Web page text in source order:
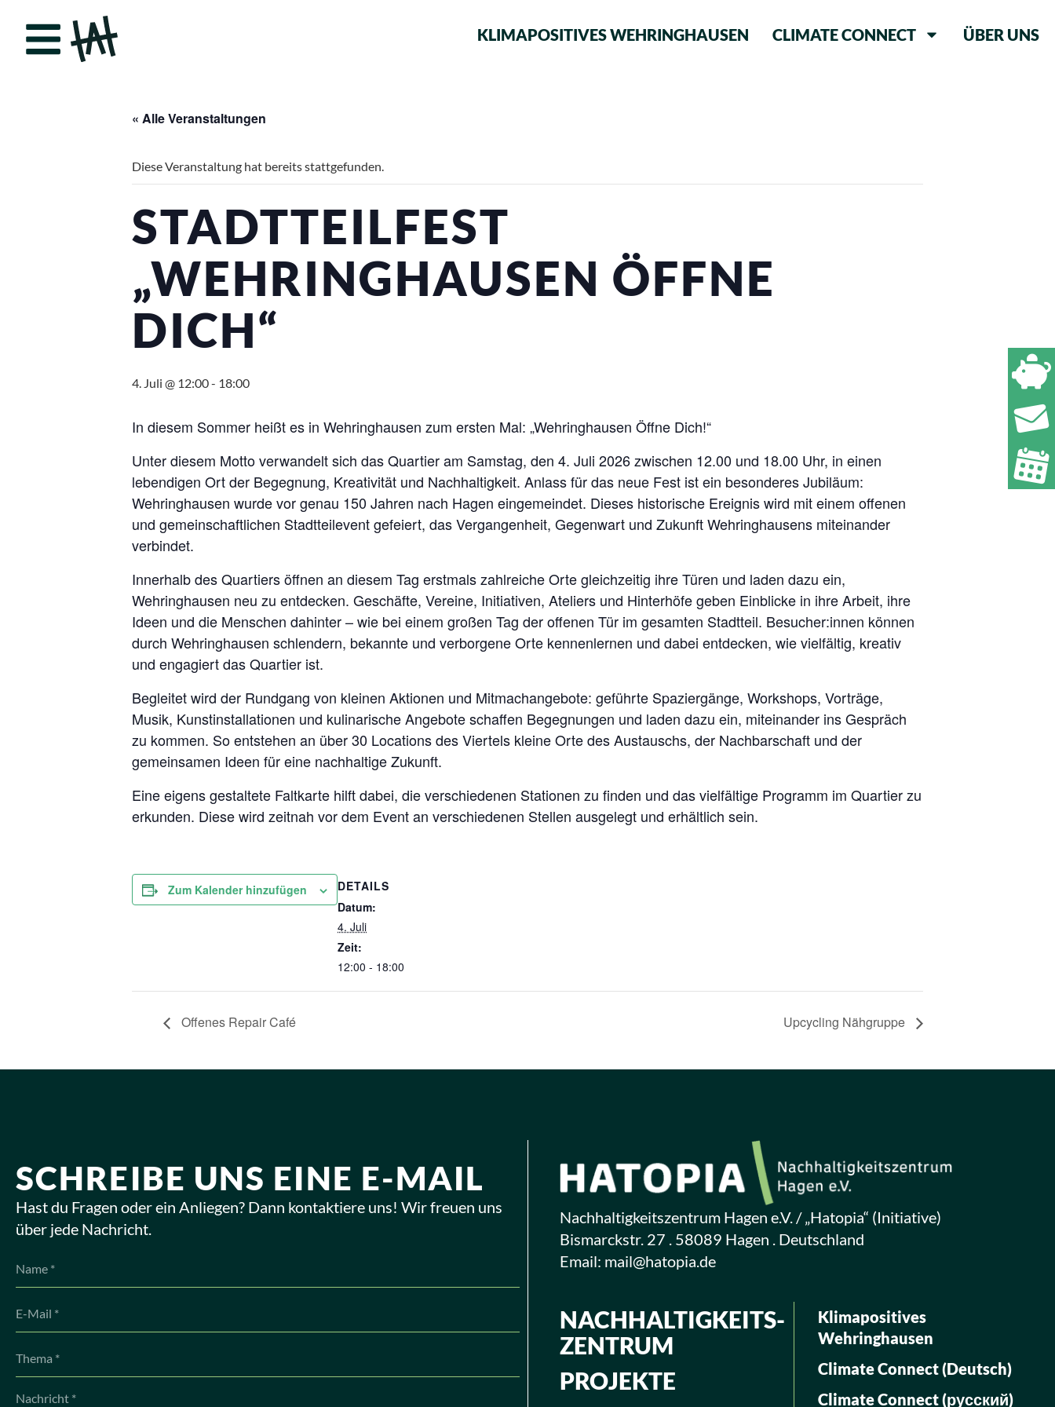
KLIMAPOSITIVES WEHRINGHAUSEN CLIMATE CONNECT ÜBER UNS
« Alle Veranstaltungen
Diese Veranstaltung hat bereits stattgefunden.
STADTTEILFEST
„WEHRINGHAUSEN ÖFFNE
DICH“
4. Juli @ 12:00- 18:00
In diesem Sommer heißt es in Wehringhausen zum ersten Mal: „Wehringhausen Öffne Dich!“
Unter diesem Motto verwandelt sich das Quartier am Samstag, den 4. Juli 2026 zwischen 12.00 und 18.00 Uhr, in einen
lebendigen Ort der Begegnung, Kreativität und Nachhaltigkeit. Anlass für das neue Fest ist ein besonderes Jubiläum:
Wehringhausen wurde vor genau 150 Jahren nach Hagen eingemeindet. Dieses historische Ereignis wird mit einem offenen
und gemeinschaftlichen Stadtteilevent gefeiert, das Vergangenheit, Gegenwart und Zukunft Wehringhausens miteinander
verbindet.
Innerhalb des Quartiers öffnen an diesem Tag erstmals zahlreiche Orte gleichzeitig ihre Türen und laden dazu ein,
Wehringhausen neu zu entdecken. Geschäfte, Vereine, Initiativen, Ateliers und Hinterhöfe geben Einblicke in ihre Arbeit, ihre
Ideen und die Menschen dahinter – wie bei einem großen Tag der offenen Tür im gesamten Stadtteil. Besucher:innen können
durch Wehringhausen schlendern, bekannte und verborgene Orte kennenlernen und dabei entdecken, wie vielfältig, kreativ
und engagiert das Quartier ist.
Begleitet wird der Rundgang von kleinen Aktionen und Mitmachangebote: geführte Spaziergänge, Workshops, Vorträge,
Musik, Kunstinstallationen und kulinarische Angebote schaffen Begegnungen und laden dazu ein, miteinander ins Gespräch
zu kommen. So entstehen an über 30 Locations des Viertels kleine Orte des Austauschs, der Nachbarschaft und der
gemeinsamen Ideen für eine nachhaltige Zukunft.
Eine eigens gestaltete Faltkarte hilft dabei, die verschiedenen Stationen zu finden und das vielfältige Programm im Quartier zu
erkunden. Diese wird zeitnah vor dem Event an verschiedenen Stellen ausgelegt und erhältlich sein.
Zum Kalender hinzufügen
DETAILS
Datum:
4. Juli
Zeit:
12:00 - 18:00
Offenes Repair Café Upcycling Nähgruppe
SCHREIBE UNS EINE E-MAIL
Hast du Fragen oder ein Anliegen? Dann kontaktiere uns! Wir freuen uns
über jede Nachricht.
Nachhaltigkeitszentrum Hagen e.V. / „Hatopia“ (Initiative)
Bismarckstr. 27 . 58089 Hagen . Deutschland
Email: mail@hatopia.de
NACHHALTIG­KEITS­
ZENTRUM
PROJEKTE
Klimapositives
Wehringhausen
Climate Connect (Deutsch)
Climate Connect (русский)